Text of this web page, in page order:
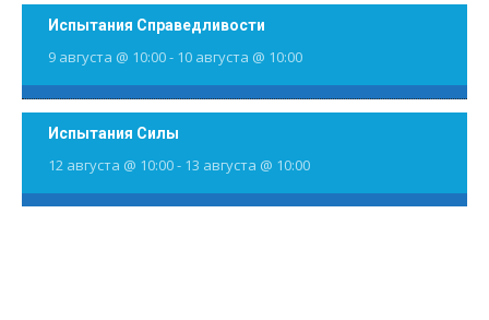
Испытания Справедливости
9 августа @ 10:00- 10 августа @ 10:00
Испытания Силы
12 августа @ 10:00- 13 августа @ 10:00